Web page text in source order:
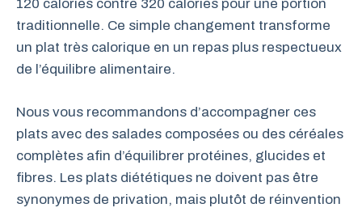
120 calories contre 320 calories pour une portion
traditionnelle. Ce simple changement transforme
un plat très calorique en un repas plus respectueux
de l’équilibre alimentaire.
Nous vous recommandons d’accompagner ces
plats avec des salades composées ou des céréales
complètes afin d’équilibrer protéines, glucides et
fibres. Les plats diététiques ne doivent pas être
synonymes de privation, mais plutôt de réinvention